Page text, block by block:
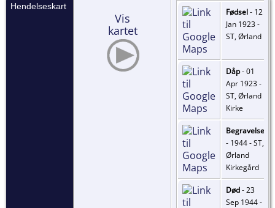
Hendelseskart
Vis
kartet
Fødsel- 12
Jan 1923 -
ST, Ørland
Dåp- 01
Apr 1923 -
ST, Ørland
Kirke
Begravelse
- 1944 - ST,
Ørland
Kirkegård
Død- 23
Sep 1944 -